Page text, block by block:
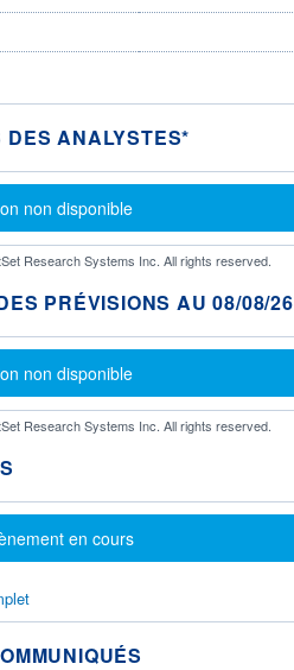
DES ANALYSTES*
d'information
non disponible
Research Systems Inc. All rights reserved.
PRÉVISIONS AU 08/08/26
d'information
non disponible
Research Systems Inc. All rights reserved.
d'information
en cours